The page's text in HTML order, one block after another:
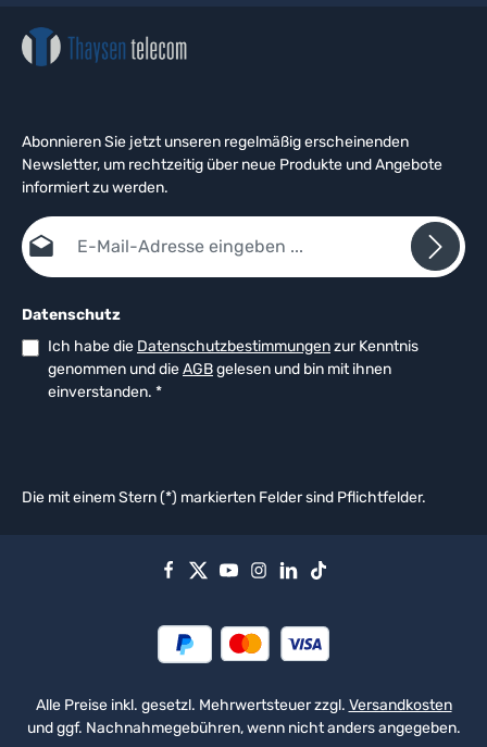
Abonnieren Sie jetzt unseren regelmäßig erscheinenden
Newsletter, um rechtzeitig über neue Produkte und Angebote
informiert zu werden.
E-Mail-Adresse*
Datenschutz
Ich habe die Datenschutzbestimmungenzur Kenntnis
genommen und dieAGBgelesen und bin mit ihnen
einverstanden. *
Die mit einem Stern (*) markierten Felder sind Pflichtfelder.
Alle Preise inkl. gesetzl. Mehrwertsteuer zzgl. Versandkosten
und ggf. Nachnahmegebühren, wenn nicht anders angegeben.